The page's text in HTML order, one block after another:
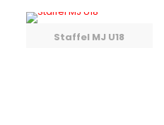
Staffel MJ U18